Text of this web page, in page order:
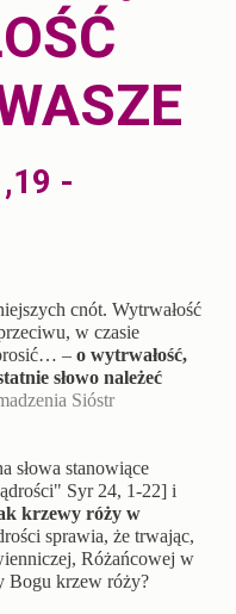
-
cnót. Wytrwałość
w czasie
– o wytrwałość,
słowo należeć
Sióstr
słowa stanowiące
Syr 24, 1-22] i
krzewy róży w
sprawia, że trwając,
Różańcowej w
Bogu krzew róży?